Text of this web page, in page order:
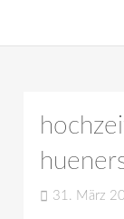
31. März